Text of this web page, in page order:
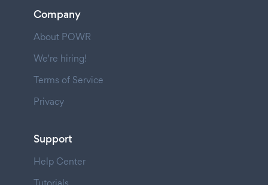
Company
About POWR
We're hiring!
Terms of Service
Privacy
Support
Help Center